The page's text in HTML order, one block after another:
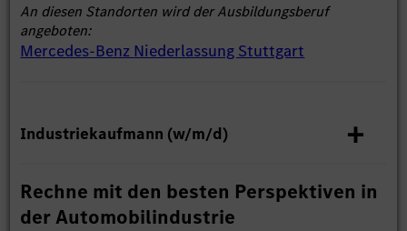
An diesen Standorten wird der Ausbildungsberuf
angeboten:
Mercedes-Benz Niederlassung Stuttgart
Industriekaufmann (w/m/d)
Rechne mit den besten Perspektiven in
der Automobilindustrie